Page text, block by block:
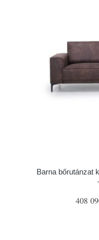
Barna bőrutánzat
408